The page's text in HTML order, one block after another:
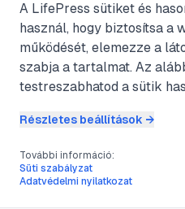
@szadam
2023. február 1. 2
A
a szexre
#dohányzás
A LifePress sütiket és
használ, hogy biztosítsa a
működését, elemezze a
szabja a tartalmat. Az
testreszabhatod a sütik
Részletes beállítások →
További információ:
Süti szabályzat
Adatvédelmi nyilatkozat